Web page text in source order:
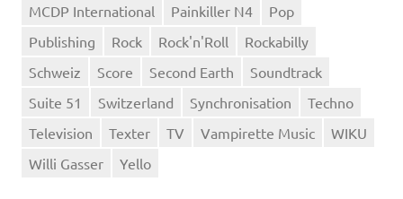
MCDP International
Painkiller N4
Pop
Publishing
Rock Rock'n'Roll
Rockabilly
Schweiz
Score Second Earth
Soundtrack
Suite 51
Switzerland Synchronisation
Techno
Television
Texter TV Vampirette Music
WIKU
Willi Gasser
Yello